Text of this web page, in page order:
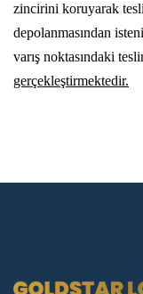
zincirini koruyarak
depolanmasından
varış noktasındaki
gerçekleştirmektedir.